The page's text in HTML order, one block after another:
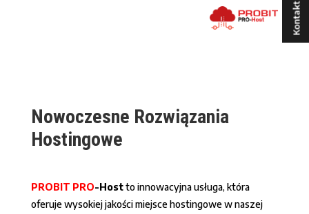
Nowoczesne Rozwiązania
Hostingowe
PROBIT PRO-Hostto innowacyjna usługa, która
oferuje wysokiej jakości miejsce hostingowe w naszej
Kontakt